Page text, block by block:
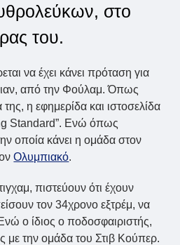
στο
του.
να έχει κάνει πρόταση για
από την Φούλαμ. Όπως
η εφημερίδα και ιστοσελίδα
Standard”. Ενώ όπως
οποία κάνει η ομάδα στον
Ολυμπιακό.
πιστεύουν ότι έχουν
τον 34χρονο εξτρέμ, να
ο ίδιος ο ποδοσφαιριστής,
με την ομάδα του Στιβ Κούπερ.